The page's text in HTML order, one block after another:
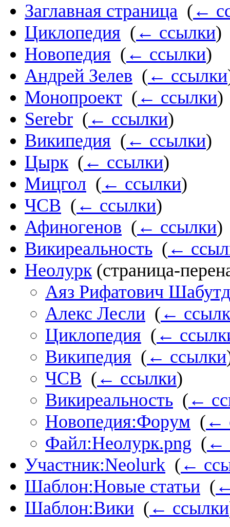
Заглавная страница ( ←
Циклопедия ( ← ссылки)
Новопедия ( ← ссылки)
Андрей Зелев ( ← ссылки
Монопроект ( ← ссылки)
Serebr ( ← ссылки)
Википедия ( ← ссылки)
Цырк‎ ( ← ссылки)
Мицгол ( ← ссылки)
ЧСВ ( ← ссылки)
Афиногенов ( ← ссылки)
Викиреальность ( ←
Неолурк(страница-
Аяз Рифатович
Алекс Лесли ( ←
Циклопедия ( ←
Википедия ( ← ссылки
ЧСВ ( ← ссылки)
Викиреальность ( ←
Новопедия:Форум ( ←
Файл:Неолурк.png ( ←
Участник:Neolurk ( ←
Шаблон:Новые статьи (
Шаблон:Вики ( ← ссылки